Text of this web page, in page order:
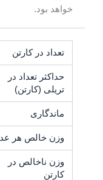
خواهد بود.
تعداد در کارتن
حداکثر تعداد در
تریلی (کارتن)
ماندگاری
وزن خالص هر
وزن ناخالص در
کارتن